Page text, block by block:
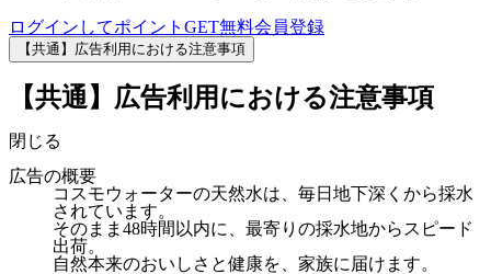
ログインしてポイントGET無料会員登録
【共通】広告利用における注意事項
【共通】広告利用における注意事項
閉じる
広告の概要
コスモウォーターの天然水は、毎日地下深くから採水
されています。
そのまま48時間以内に、最寄りの採水地からスピード
出荷。
自然本来のおいしさと健康を、家族に届けます。